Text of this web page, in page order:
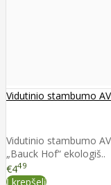
Vidutinio stambumo
Vidutinio stambumo
„Bauck Hof“ ekologiš..
€449
Į krepšelį